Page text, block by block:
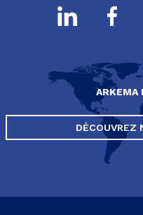
ARKEMA
DÉCOUVREZ